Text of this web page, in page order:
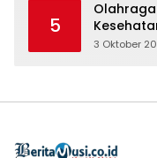
5
3 Oktober